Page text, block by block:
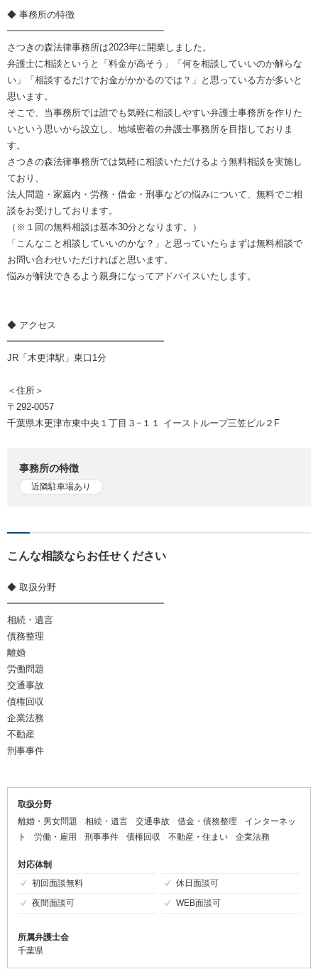
◆ 事務所の特徴
━━━━━━━━━━━━━━━━━
さつきの森法律事務所は2023年に開業しました。
弁護士に相談というと「料金が高そう」「何を相談していいのか解らな
い」「相談するだけでお金がかかるのでは？」と思っている方が多いと
思います。
そこで、当事務所では誰でも気軽に相談しやすい弁護士事務所を作りた
いという思いから設立し、地域密着の弁護士事務所を目指しておりま
す。
さつきの森法律事務所では気軽に相談いただけるよう無料相談を実施し
ており、
法人問題・家庭内・労務・借金・刑事などの悩みについて、無料でご相
談をお受けしております。
（※１回の無料相談は基本30分となります。）
「こんなこと相談していいのかな？」と思っていたらまずは無料相談で
お問い合わせいただければと思います。
悩みが解決できるよう親身になってアドバイスいたします。
◆ アクセス
━━━━━━━━━━━━━━━━━
JR「木更津駅」東口1分
＜住所＞
〒292-0057
千葉県木更津市東中央１丁目３−１１ イーストループ三笠ビル２F
事務所の特徴
近隣駐車場あり
こんな相談ならお任せください
◆ 取扱分野
━━━━━━━━━━━━━━━━━
相続・遺言
債務整理
離婚
労働問題
交通事故
債権回収
企業法務
不動産
刑事事件
取扱分野
離婚・男女問題
相続・遺言 交通事故 借金・債務整理
インターネッ
ト
労働・雇用 刑事事件 債権回収 不動産・住まい 企業法務
対応体制
初回面談無料
休日面談可
夜間面談可
WEB面談可
所属弁護士会
千葉県